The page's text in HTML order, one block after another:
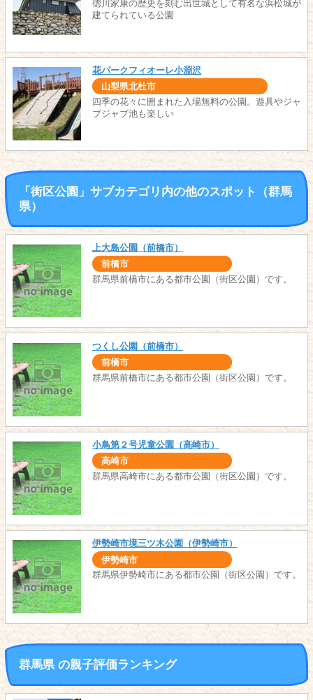
徳川家康の歴史を刻む出世城として有名な浜松城が
建てられている公園
花パークフィオーレ小淵沢
山梨県北杜市
四季の花々に囲まれた入場無料の公園。遊具やジャ
ブジャブ池も楽しい
「街区公園」サブカテゴリ内の他のスポット（群馬
県）
上大島公園（前橋市）
前橋市
群馬県前橋市にある都市公園（街区公園）です。
つくし公園（前橋市）
前橋市
群馬県前橋市にある都市公園（街区公園）です。
小鳥第２号児童公園（高崎市）
高崎市
群馬県高崎市にある都市公園（街区公園）です。
伊勢崎市境三ツ木公園（伊勢崎市）
伊勢崎市
群馬県伊勢崎市にある都市公園（街区公園）です。
群馬県 の親子評価ランキング